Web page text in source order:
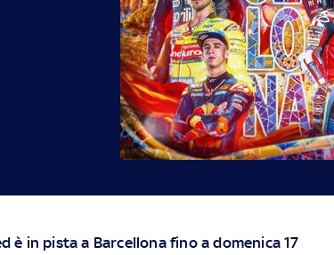
è in pista a Barcellona fino a domenica 17